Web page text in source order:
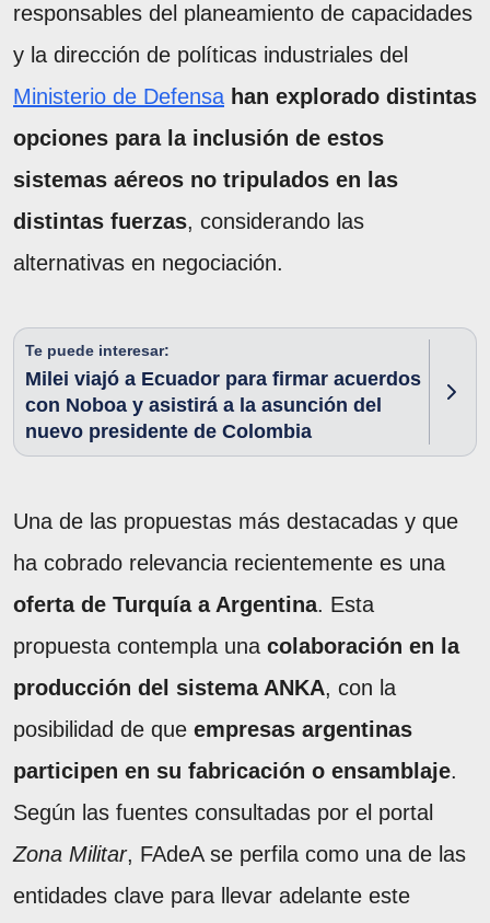
responsables del planeamiento de capacidades
y la dirección de políticas industriales del
Ministerio de Defensa han explorado distintas
opciones para la inclusión de estos
sistemas aéreos no tripulados en las
distintas fuerzas, considerando las
alternativas en negociación.
Te puede interesar:
Milei viajó a Ecuador para firmar acuerdos
con Noboa y asistirá a la asunción del
nuevo presidente de Colombia
Una de las propuestas más destacadas y que
ha cobrado relevancia recientemente es una
oferta de Turquía a Argentina. Esta
propuesta contempla una colaboración en la
producción del sistema ANKA, con la
posibilidad de que empresas argentinas
participen en su fabricación o ensamblaje.
Según las fuentes consultadas por el portal
Zona Militar, FAdeA se perfila como una de las
entidades clave para llevar adelante este